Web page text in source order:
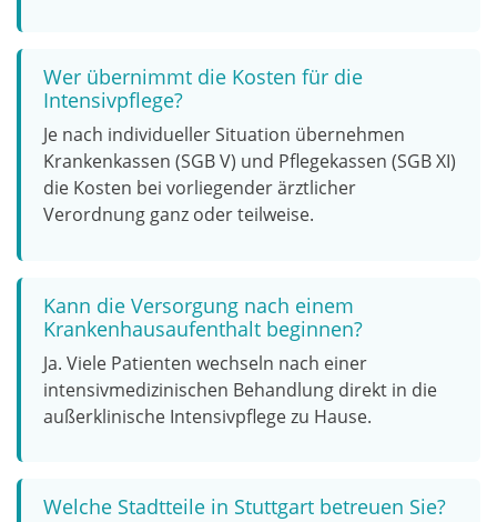
Wer übernimmt die Kosten für die
Intensivpflege?
Je nach individueller Situation übernehmen
Krankenkassen (SGB V) und Pflegekassen (SGB XI)
die Kosten bei vorliegender ärztlicher
Verordnung ganz oder teilweise.
Kann die Versorgung nach einem
Krankenhausaufenthalt beginnen?
Ja. Viele Patienten wechseln nach einer
intensivmedizinischen Behandlung direkt in die
außerklinische Intensivpflege zu Hause.
Welche Stadtteile in Stuttgart betreuen Sie?